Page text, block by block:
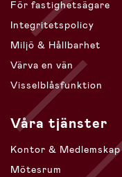
För fastighetsägare
Integritetspolicy
Miljö & Hållbarhet
Värva en vän
Visselblåsfunktion
Våra tjänster
Kontor & Medlemskap
Mötesrum